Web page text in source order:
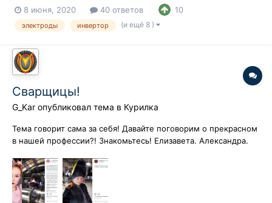
8 июня, 2020
40 ответов 10
электроды инвертор (и ещё 8 )
Сварщицы!
G_Kar опубликовал тема в Курилка
Тема говорит сама за себя! Давайте поговорим о прекрасном
в нашей профессии?! Знакомьтесь! Елизавета. Александра.